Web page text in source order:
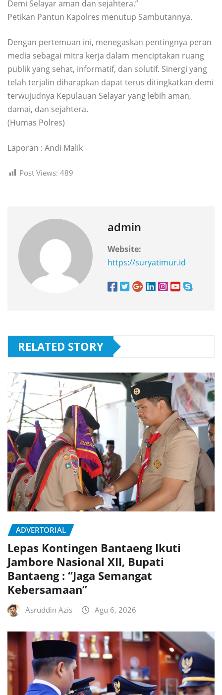
Demi Selayar aman dan sejahtera.”
Petikan Pantun Kapolres menutup Sambutannya.
Dengan pertemuan ini, menegaskan pentingnya peran
media sebagai mitra kerja dalam menciptakan ruang
publik yang sehat, informatif, dan solutif. Sinergi yang
telah terjalin diharapkan dapat terus ditingkatkan demi
terwujudnya Kepulauan Selayar yang lebih aman,
damai, dan sejahtera.
(Humas Polres)
Laporan : Andi Malik
Post Views: 489
admin
Website:
https://suryatimur.id
RELATED STORY
ADVERTORIAL
Lepas Kontingen Bantaeng Ikuti
Jambore Nasional XII, Bupati
Bantaeng : “Jaga Semangat
Kebersamaan”
Asruddin Azis Agu 6, 2026